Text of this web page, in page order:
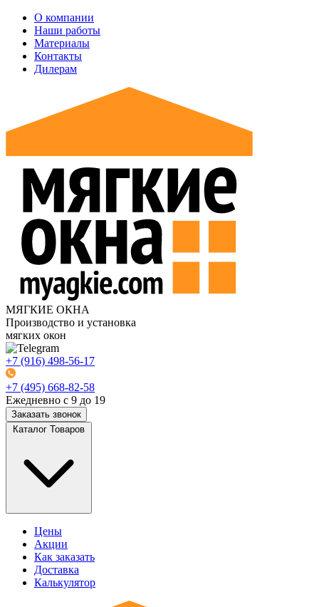
О компании
Наши работы
Материалы
Контакты
Дилерам
МЯГКИЕ ОКНА
Производство и установка
мягких окон
+7 (916) 498-56-17
+7 (495) 668-82-58
Ежедневно с 9 до 19
Заказать звонок
Каталог Товаров
Цены
Акции
Как заказать
Доставка
Калькулятор